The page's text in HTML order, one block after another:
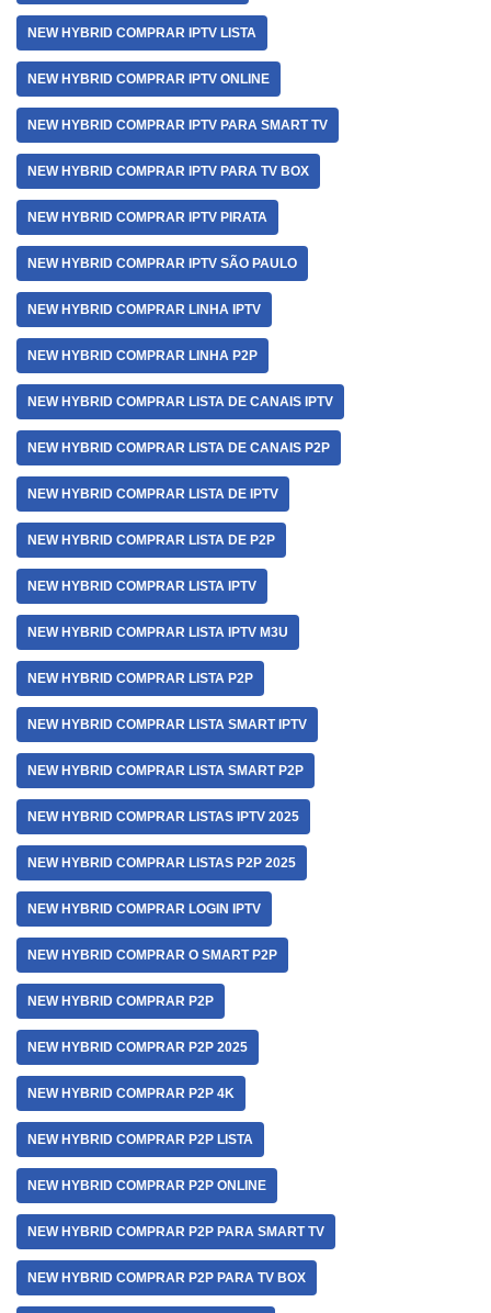
NEW HYBRID COMPRAR IPTV LISTA
NEW HYBRID COMPRAR IPTV ONLINE
NEW HYBRID COMPRAR IPTV PARA SMART TV
NEW HYBRID COMPRAR IPTV PARA TV BOX
NEW HYBRID COMPRAR IPTV PIRATA
NEW HYBRID COMPRAR IPTV SÃO PAULO
NEW HYBRID COMPRAR LINHA IPTV
NEW HYBRID COMPRAR LINHA P2P
NEW HYBRID COMPRAR LISTA DE CANAIS IPTV
NEW HYBRID COMPRAR LISTA DE CANAIS P2P
NEW HYBRID COMPRAR LISTA DE IPTV
NEW HYBRID COMPRAR LISTA DE P2P
NEW HYBRID COMPRAR LISTA IPTV
NEW HYBRID COMPRAR LISTA IPTV M3U
NEW HYBRID COMPRAR LISTA P2P
NEW HYBRID COMPRAR LISTA SMART IPTV
NEW HYBRID COMPRAR LISTA SMART P2P
NEW HYBRID COMPRAR LISTAS IPTV 2025
NEW HYBRID COMPRAR LISTAS P2P 2025
NEW HYBRID COMPRAR LOGIN IPTV
NEW HYBRID COMPRAR O SMART P2P
NEW HYBRID COMPRAR P2P
NEW HYBRID COMPRAR P2P 2025
NEW HYBRID COMPRAR P2P 4K
NEW HYBRID COMPRAR P2P LISTA
NEW HYBRID COMPRAR P2P ONLINE
NEW HYBRID COMPRAR P2P PARA SMART TV
NEW HYBRID COMPRAR P2P PARA TV BOX